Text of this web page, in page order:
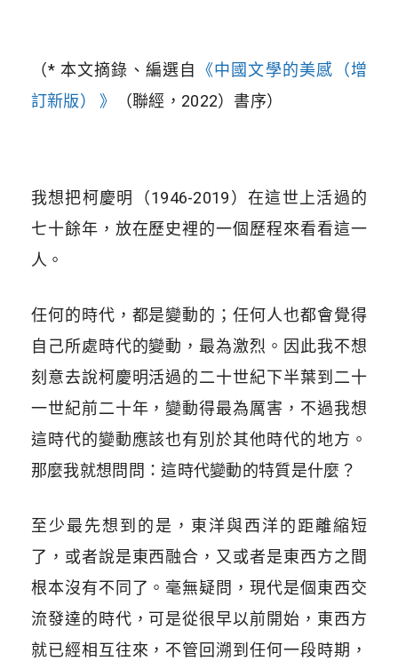
（* 本文摘錄、編選自
《中國文學的美感（增
訂新版） 》
（聯經，2022）書序）
我想把柯慶明（1946-2019）在這世上活過的
七十餘年，放在歷史裡的一個歷程來看看這一
人。
任何的時代，都是變動的；任何人也都會覺得
自己所處時代的變動，最為激烈。因此我不想
刻意去說柯慶明活過的二十世紀下半葉到二十
一世紀前二十年，變動得最為厲害，不過我想
這時代的變動應該也有別於其他時代的地方。
那麼我就想問問：這時代變動的特質是什麼？
至少最先想到的是，東洋與西洋的距離縮短
了，或者說是東西融合，又或者是東西方之間
根本沒有不同了。毫無疑問，現代是個東西交
流發達的時代，可是從很早以前開始，東西方
就已經相互往來，不管回溯到任何一段時期，